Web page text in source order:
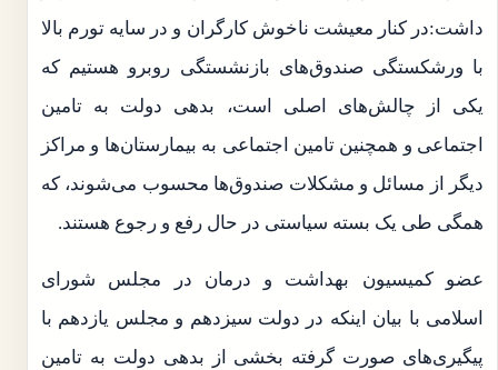
داشت:در کنار معیشت ناخوش کارگران و در سایه تورم بالا
با ورشکستگی صندوق‌های بازنشستگی روبرو هستیم که
یکی از چالش‌های اصلی است، بدهی دولت به تامین
اجتماعی و همچنین تامین اجتماعی به بیمارستان‌ها و مراکز
دیگر از مسائل و مشکلات صندوق‌ها محسوب می‌شوند، که
همگی طی یک بسته سیاستی در حال رفع و رجوع هستند.
عضو کمیسیون بهداشت و درمان در مجلس شورای
اسلامی با بیان اینکه در دولت سیزدهم و مجلس یازدهم با
پیگیری‌های صورت گرفته بخشی از بدهی دولت به تامین